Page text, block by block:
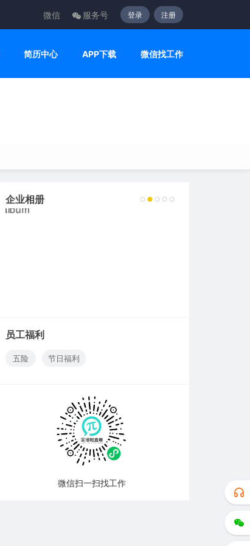
微信 服务号 登录 注册
简历中心 APP下载 微信找工作
企业相册 2 3 4 5 6
员工福利
五险 节日福利
微信扫一扫找工作